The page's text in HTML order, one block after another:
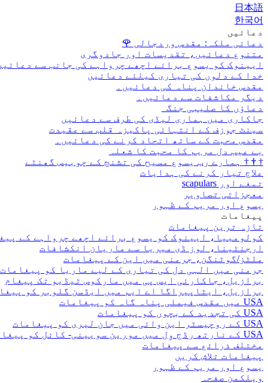
日本語
한국어
دعائیں
دعائی ملکہ: مقدس وردجالی 🌹
متنوع دعائیں، تقدیسات اور جادوگری
ایینوک کو یسوع برائے اچھے چرواہے کی جانب سے
خدا کے دلوں کی تیاری کیلئے دعائیں
مقدس خاندان پناہ کی دعائیں۔
دیگر مکاشفات سے دعائیں۔
دعاؤں کا صلیبی جنگ
جاکاری میں ہماری لیڈی کی طرف سے دعائیں
سینٹ جوزف کے انتہائی پاکیزہ قلب سے عقیدت
مقدس محبت کے ساتھ اتحاد کرنے کی دعائیں۔
بے عیب دل مریم کا محبت کا شعلہ
†
†
† ہمارے رب یسوع مسیح کی تشنج کے چوبیس گھنٹے
علاج تیار کرنے کی ہدایات
تمغے اور scapulars
معجزاتی تصاویر
یسوع اور مریم کے ظہور
پیغامات
تازہ ترین پیغامات
کولومبیا، ایینوک کو یسوع برائے اچھے چرواہے کے
ارجنٹینا، لوز ڈی میریا سے ماریان انکشافات
ملٹز/گوٹنگن، جرمنی میں این کے پیغامات
جرمنی میں الہی دل کی تیاری کے لیے ماریا کو پیغامات
برازیل، جاکارئی ایس پی میں مارکوس ٹیڈیو تک پیغام
برازیل، ایٹاپیراگا اے ایم میں ایڈسن گلوبر کو
USA میں مقدس فیملی پناہ گاہ کو پیغامات
USA کی تجدید کے بچوں کو پیغامات
USA کے روچیسٹر این وائی میں جان لیری کو پیغامات
USA کے نارتھ رڈج وِل میں مورین سویینی- کائل کو پیغامات
مختلف ذرائع سے پیغامات
پیغامات تلاش کریں
یسوع اور مریم کے ظہور
ویلکمن صفحہ